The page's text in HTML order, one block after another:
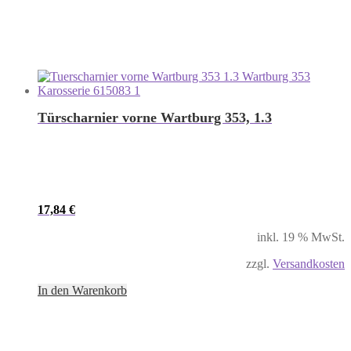
Türscharnier vorne Wartburg 353, 1.3
17,84 €
inkl. 19 % MwSt.
zzgl. Versandkosten
In den Warenkorb